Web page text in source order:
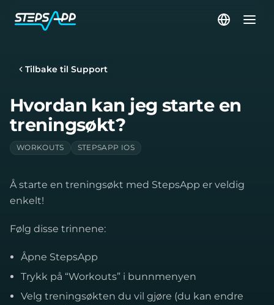
Tilbake til Support
Hvordan kan jeg starte en
treningsøkt?
WORKOUTS STEPSAPP IOS
Å starte en treningsøkt med StepsApp er veldig
enkelt!
Følg disse trinnene:
Åpne StepsApp
Trykk på “Workouts” i bunnmenyen
Velg treningsøkten du vil gjøre (du kan endre